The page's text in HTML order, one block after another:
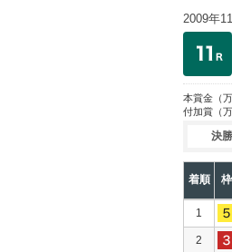
2009年
本賞金 （
付加賞 （
決
着順 枠
1
2